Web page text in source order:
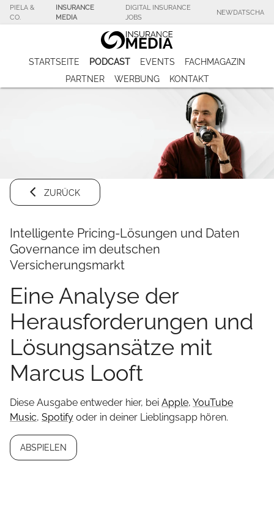
PIELA &
CO.
INSURANCE
MEDIA
DIGITAL INSURANCE
JOBS
NEWDATSCHA
STARTSEITE PODCAST EVENTS
FACHMAGAZIN
PARTNER
WERBUNG KONTAKT
ZURÜCK
Intelligente Pricing-Lösungen und Daten
Governance im deutschen
Versicherungsmarkt
Eine Analyse der
Herausforderungen und
Lösungsansätze mit
Marcus Looft
Diese Ausgabe entweder hier, bei Apple, YouTube
Music, Spotify oder in deiner Lieblingsapp hören.
ABSPIELEN